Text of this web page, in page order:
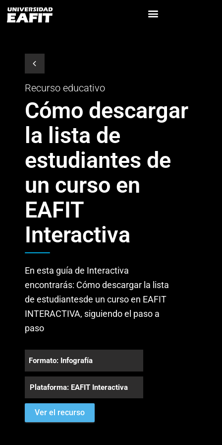
Recurso educativo
Cómo descargar
la lista de
estudiantes de
un curso en
EAFIT
Interactiva
En esta guía de Interactiva
encontrarás: Cómo descargar la lista
de estudiantesde un curso en EAFIT
INTERACTIVA, siguiendo el paso a
paso
Formato: Infografía
Plataforma: EAFIT Interactiva
Ver el recurso